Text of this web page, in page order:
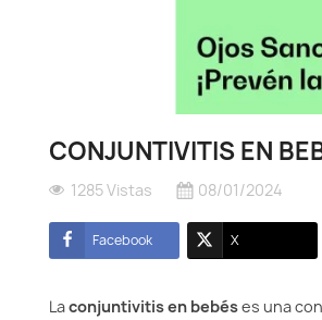
Protección solar
Higiene
Óptica
Protección solar
Higiene
Óptica
CONJUNTIVITIS EN
1285 Vistas 08/01/2024
Facebook X
Laconjuntivitis en bebéses una